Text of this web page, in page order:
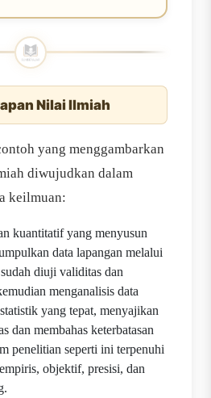
Nilai Ilmiah
yang menggambarkan
diwujudkan dalam
keilmuan:
kuantitatif yang menyusun
data lapangan melalui
diuji validitas dan
menganalisis data
yang tepat, menyajikan
dan membahas keterbatasan
penelitian seperti ini terpenuhi
objektif, presisi, dan